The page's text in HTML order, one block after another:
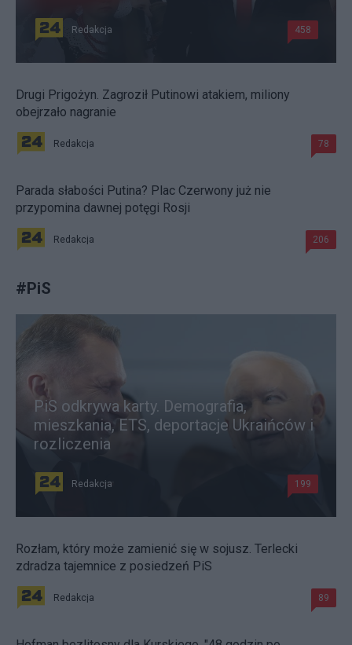
Redakcja 458
Drugi Prigożyn. Zagroził Putinowi atakiem, miliony
obejrzało nagranie
Redakcja 78
Parada słabości Putina? Plac Czerwony już nie
przypomina dawnej potęgi Rosji
Redakcja 206
#PiS
PiS odkrywa karty. Demografia,
mieszkania, ETS, deportacje Ukraińców i
rozliczenia
Redakcja 199
Rozłam, który może zamienić się w sojusz. Terlecki
zdradza tajemnice z posiedzeń PiS
Redakcja 89